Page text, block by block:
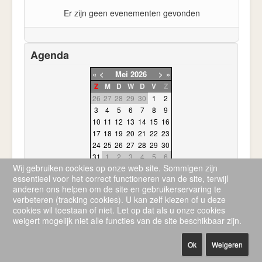
Er zijn geen evenementen gevonden
Agenda
« < Mei 2026 > »
Z M D W D V Z
26 27 28 29 30 1
2
3
4 5 6 7 8
9
10 11 12 13 14 15 16
17 18 19 20 21 22 23
24 25 26 27 28 29 30
31 1 2 3 4 5 6
Terug naar boven
© 2026 Sv de korrel
Wij gebruiken cookies op onze web site. Sommigen zijn
essentieel voor het correct functioneren van de site, terwijl
anderen ons helpen om de site en gebruikerservaring te
verbeteren (tracking cookies). U kan zelf kiezen of u deze
cookies wil toestaan of niet. Let op dat als u onze cookies
weigert mogelijk niet alle functies van de site beschikbaar zijn.
Ok Weigeren